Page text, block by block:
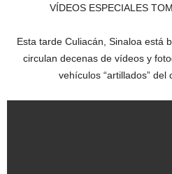
VÍDEOS ESPECIALES
Esta tarde Culiacán, Sinaloa está
circulan decenas de vídeos y
vehículos “artillados” del